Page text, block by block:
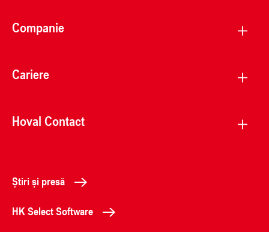
Companie
Cariere
Hoval Contact
Știri și presă
HK Select Software